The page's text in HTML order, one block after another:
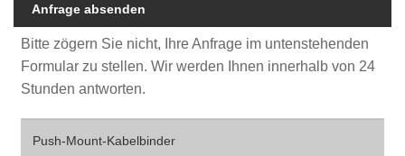
Anfrage absenden
Bitte zögern Sie nicht, Ihre Anfrage im untenstehenden
Formular zu stellen. Wir werden Ihnen innerhalb von 24
Stunden antworten.